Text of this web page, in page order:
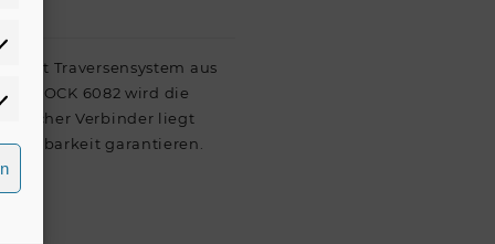
Traversensystem aus
6082 wird die
Verbinder liegt
garantieren.